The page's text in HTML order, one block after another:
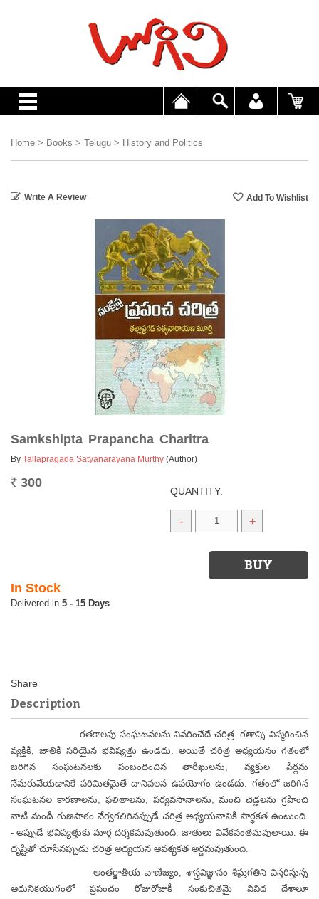
Home > Books > Telugu > History and Politics
Write A Review
Samkshipta Prapancha Charitra
By Tallapragada Satyanarayana Murthy (Author)
Rs. 300
QUANTITY:
- +
In Stock
5 - 15 Days
Description
గతకాలపు సంఘటనలను వివరించేదే చరిత్ర. గతాన్ని విస్మరించిన
వ్యక్తికి, జాతికి సరియైన భవిష్యత్తు ఉండదు. అయితే చరిత్ర అధ్యయనం గతంలో
జరిగిన సంఘటనలకు సంబంధించిన తారీఖులను, వ్యక్తుల పేర్లను
నేమరువేయడానికే పరిమితమైతే దానివలన ఉపయోగం ఉండదు. గతంలో జరిగిన
సంఘటనల కారణాలను, ఫలితాలను, పర్యవసానాలను, మంచి చెడ్డలను గ్రహించి
వాటి నుండి గుణపాఠం నేర్వగలిగినప్పుడే చరిత్ర అధ్యయనానికి సార్ధకత ఉంటుంది.
- అప్పుడే భవిష్యత్తుకు మార్గ దర్శకమవుతుంది. జాతులు వివేకవంతమవుతాయి. ఈ
దృష్టితో చూసినప్పుడు చరిత్ర అధ్యయన ఆవశ్యకత అర్ధమవుతుంది.
అంతర్జాతీయ వాణిజ్యం, శాస్త్రవిజ్ఞానం శీఘ్రగతిని విస్తరిస్తున్న
ఆధునికయుగంలో ప్రపంచం రోజురోజుకీ సంకుచితమై వివిధ దేశాలూ